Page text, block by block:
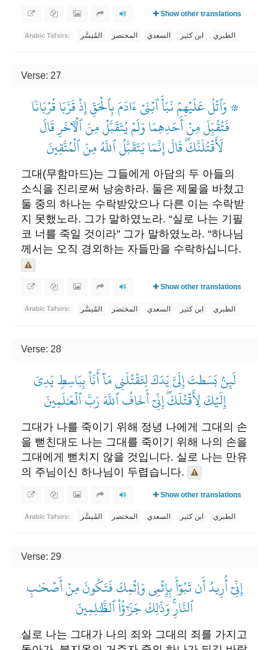
Show other translations
Arabic Tafsirs: المُيسَّر المختصر السعدي ابن كثير الطبري
Verse: 27
۞ وَٱتۡلُ عَلَيۡهِمۡ نَبَأَ ٱبۡنَيۡ ءَادَمَ بِٱلۡحَقِّ إِذۡ قَرَّبَا قُرۡبَانٗا
فَتُقُبِّلَ مِنۡ أَحَدِهِمَا وَلَمۡ يُتَقَبَّلۡ مِنَ ٱلۡأٓخَرِ قَالَ
لَأَقۡتُلَنَّكَۖ قَالَ إِنَّمَا يَتَقَبَّلُ ٱللَّهُ مِنَ ٱلۡمُتَّقِينَ
그대(무함마드)는 그들에게 아담의 두 아들의
소식을 진리로써 낭송하라. 둘은 제물을 바쳤고
둘 중의 하나는 수락받았으나 다른 이는 수락받
지 못했노라. 그가 말하였노라. “실로 나는 기필
코 너를 죽일 것이라" 그가 말하였노라. “하나님
께서는 오직 경외하는 자들만을 수락하십니다.
Show other translations
Arabic Tafsirs: المُيسَّر المختصر السعدي ابن كثير الطبري
Verse: 28
لَئِنۢ بَسَطتَ إِلَيَّ يَدَكَ لِتَقۡتُلَنِي مَآ أَنَا۠ بِبَاسِطٖ يَدِيَ
إِلَيۡكَ لِأَقۡتُلَكَۖ إِنِّيٓ أَخَافُ ٱللَّهَ رَبَّ ٱلۡعَٰلَمِينَ
그대가 나를 죽이기 위해 정녕 나에게 그대의 손
을 뻗친대도 나는 그대를 죽이기 위해 나의 손을
그대에게 뻗치지 않을 것입니다. 실로 나는 만유
의 주님이신 하나님이 두렵습니다.
Show other translations
Arabic Tafsirs: المُيسَّر المختصر السعدي ابن كثير الطبري
Verse: 29
إِنِّيٓ أُرِيدُ أَن تَبُوٓأَ بِإِثۡمِي وَإِثۡمِكَ فَتَكُونَ مِنۡ أَصۡحَٰبِ
ٱلنَّارِۚ وَذَٰلِكَ جَزَٰٓؤُاْ ٱلظَّٰلِمِينَ
실로 나는 그대가 나의 죄와 그대의 죄를 가지고